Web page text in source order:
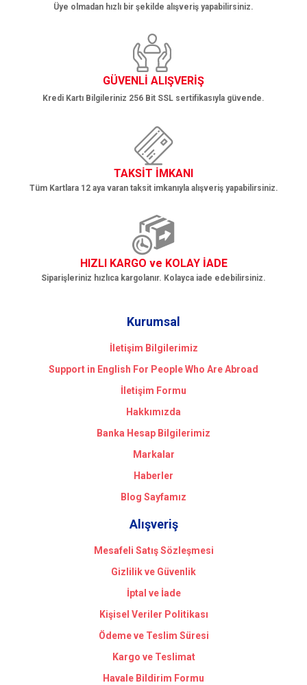
Gönder
Üye olmadan hızlı bir şekilde alışveriş yapabilirsiniz.
GÜVENLİ ALIŞVERİŞ
Kredi Kartı Bilgileriniz 256 Bit SSL sertifikasıyla güvende.
TAKSİT İMKANI
Tüm Kartlara 12 aya varan taksit imkanıyla alışveriş yapabilirsiniz.
HIZLI KARGO ve KOLAY İADE
Siparişleriniz hızlıca kargolanır. Kolayca iade edebilirsiniz.
Kurumsal
İletişim Bilgilerimiz
Support in English For People Who Are Abroad
İletişim Formu
Hakkımızda
Banka Hesap Bilgilerimiz
Markalar
Haberler
Blog Sayfamız
Alışveriş
Mesafeli Satış Sözleşmesi
Gizlilik ve Güvenlik
İptal ve İade
Kişisel Veriler Politikası
Ödeme ve Teslim Süresi
Kargo ve Teslimat
Havale Bildirim Formu